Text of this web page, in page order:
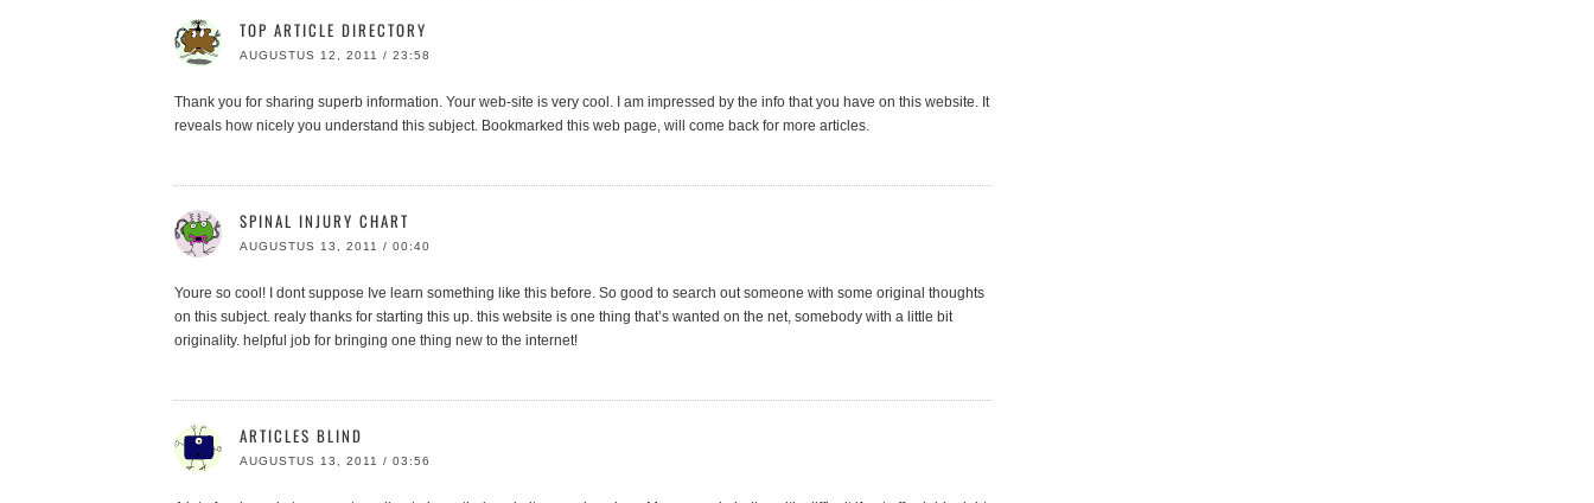
TOP ARTICLE DIRECTORY
AUGUSTUS 12, 2011 / 23:58
Thank you for sharing superb information. Your web-site is very cool. I am impressed by the info that you have on this website. It
reveals how nicely you understand this subject. Bookmarked this web page, will come back for more articles.
SPINAL INJURY CHART
AUGUSTUS 13, 2011 / 00:40
Youre so cool! I dont suppose Ive learn something like this before. So good to search out someone with some original thoughts
on this subject. realy thanks for starting this up. this website is one thing that’s wanted on the net, somebody with a little bit
originality. helpful job for bringing one thing new to the internet!
ARTICLES BLIND
AUGUSTUS 13, 2011 / 03:56